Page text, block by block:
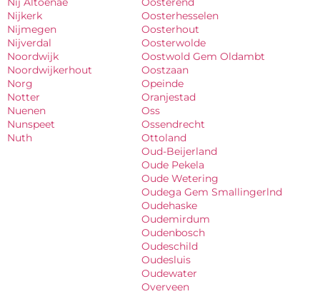
Nijkerk
Nijmegen
Nijverdal
Noordwijk
Noordwijkerhout
Norg
Notter
Nuenen
Nunspeet
Nuth
Oosterhesselen
Oosterhout
Oosterwolde
Oostwold Gem Oldambt
Oostzaan
Opeinde
Oranjestad
Oss
Ossendrecht
Ottoland
Oud-Beijerland
Oude Pekela
Oude Wetering
Oudega Gem Smallingerlnd
Oudehaske
Oudemirdum
Oudenbosch
Oudeschild
Oudesluis
Oudewater
Overveen